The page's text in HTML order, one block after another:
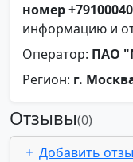
номер
информацию и
Оператор: ПАО
Регион: г.
Отзывы(0)
Добавить